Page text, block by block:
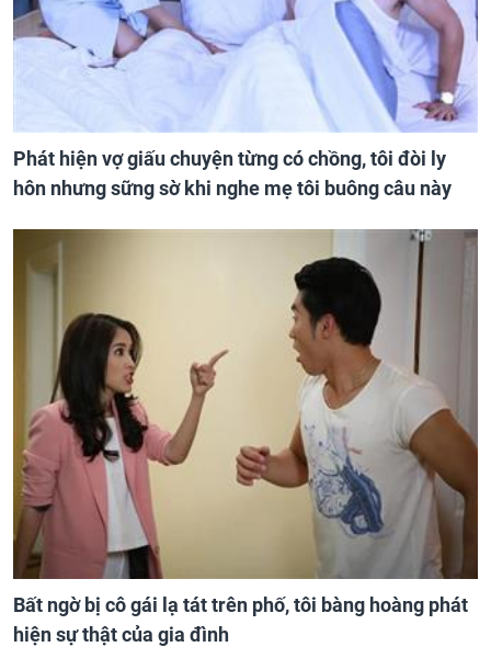
Phát hiện vợ giấu chuyện từng có chồng, tôi đòi ly
hôn nhưng sững sờ khi nghe mẹ tôi buông câu này
Bất ngờ bị cô gái lạ tát trên phố, tôi bàng hoàng phát
hiện sự thật của gia đình